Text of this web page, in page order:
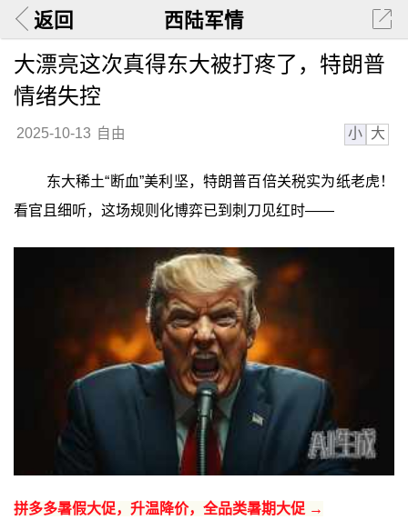
返回 西陆军情
大漂亮这次真得东大被打疼了，特朗普
情绪失控
2025-10-13 自由 小 大
东大稀土“断血”美利坚，特朗普百倍关税实为纸老虎！
看官且细听，这场规则化博弈已到刺刀见红时——
拼多多暑假大促，升温降价，全品类暑期大促 →